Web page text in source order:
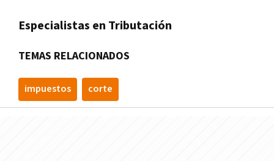
Especialistas en Tributación
TEMAS RELACIONADOS
impuestos corte